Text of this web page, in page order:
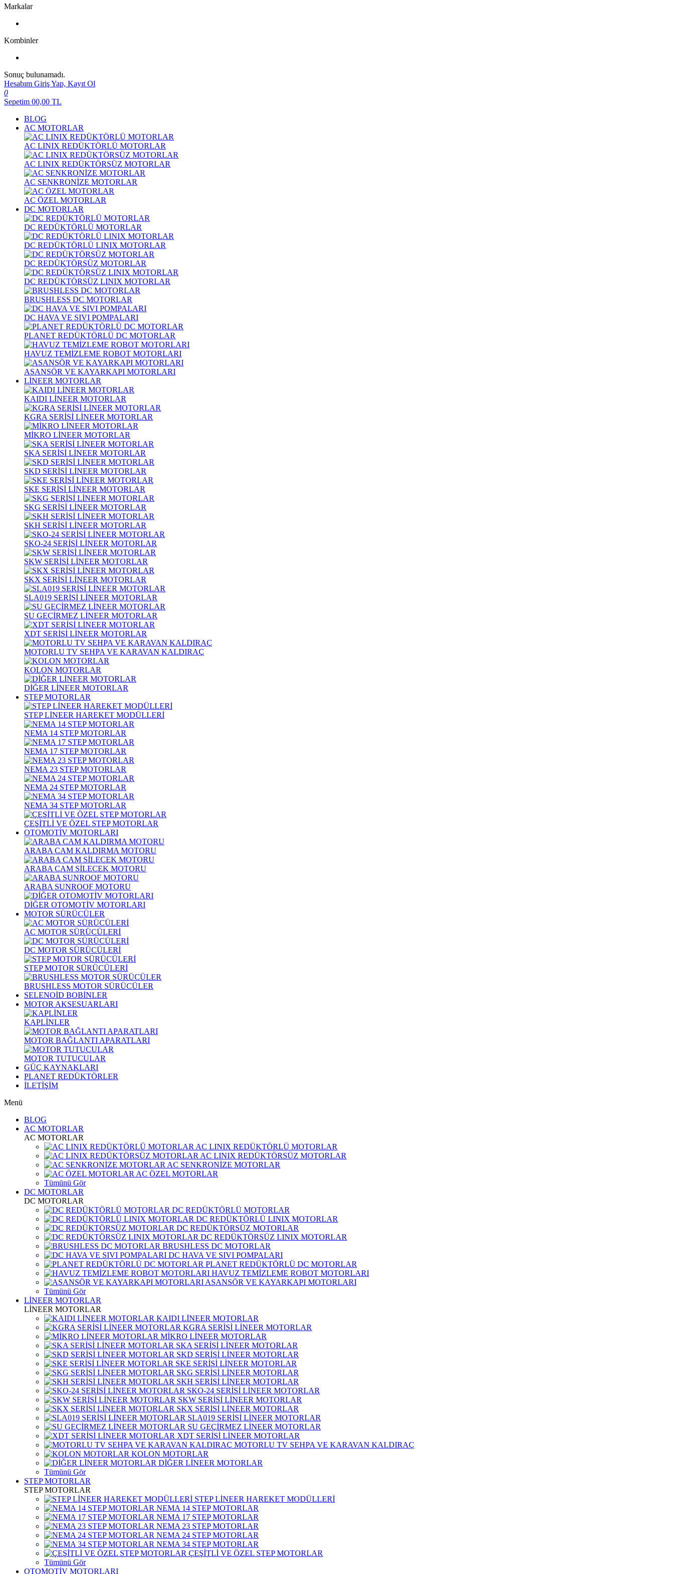
Markalar
Kombinler
Sonuç bulunamadı.
Hesabım Giriş Yap, Kayıt Ol
0
Sepetim 00,00 TL
BLOG
AC MOTORLAR
AC LINIX REDÜKTÖRLÜ MOTORLAR
AC LINIX REDÜKTÖRSÜZ MOTORLAR
AC SENKRONİZE MOTORLAR
AC ÖZEL MOTORLAR
DC MOTORLAR
DC REDÜKTÖRLÜ MOTORLAR
DC REDÜKTÖRLÜ LINIX MOTORLAR
DC REDÜKTÖRSÜZ MOTORLAR
DC REDÜKTÖRSÜZ LINIX MOTORLAR
BRUSHLESS DC MOTORLAR
DC HAVA VE SIVI POMPALARI
PLANET REDÜKTÖRLÜ DC MOTORLAR
HAVUZ TEMİZLEME ROBOT MOTORLARI
ASANSÖR VE KAYARKAPI MOTORLARI
LİNEER MOTORLAR
KAIDI LİNEER MOTORLAR
KGRA SERİSİ LİNEER MOTORLAR
MİKRO LİNEER MOTORLAR
SKA SERİSİ LİNEER MOTORLAR
SKD SERİSİ LİNEER MOTORLAR
SKE SERİSİ LİNEER MOTORLAR
SKG SERİSİ LİNEER MOTORLAR
SKH SERİSİ LİNEER MOTORLAR
SKO-24 SERİSİ LİNEER MOTORLAR
SKW SERİSİ LİNEER MOTORLAR
SKX SERİSİ LİNEER MOTORLAR
SLA019 SERİSİ LİNEER MOTORLAR
SU GEÇİRMEZ LİNEER MOTORLAR
XDT SERİSİ LİNEER MOTORLAR
MOTORLU TV SEHPA VE KARAVAN KALDIRAÇ
KOLON MOTORLAR
DİĞER LİNEER MOTORLAR
STEP MOTORLAR
STEP LİNEER HAREKET MODÜLLERİ
NEMA 14 STEP MOTORLAR
NEMA 17 STEP MOTORLAR
NEMA 23 STEP MOTORLAR
NEMA 24 STEP MOTORLAR
NEMA 34 STEP MOTORLAR
ÇEŞİTLİ VE ÖZEL STEP MOTORLAR
OTOMOTİV MOTORLARI
ARABA CAM KALDIRMA MOTORU
ARABA CAM SİLECEK MOTORU
ARABA SUNROOF MOTORU
DİĞER OTOMOTİV MOTORLARI
MOTOR SÜRÜCÜLER
AC MOTOR SÜRÜCÜLERİ
DC MOTOR SÜRÜCÜLERİ
STEP MOTOR SÜRÜCÜLERİ
BRUSHLESS MOTOR SÜRÜCÜLER
SELENOİD BOBİNLER
MOTOR AKSESUARLARI
KAPLİNLER
MOTOR BAĞLANTI APARATLARI
MOTOR TUTUCULAR
GÜÇ KAYNAKLARI
PLANET REDÜKTÖRLER
İLETİŞİM
Menü
BLOG
AC MOTORLAR
AC MOTORLAR
AC LINIX REDÜKTÖRLÜ MOTORLAR
AC LINIX REDÜKTÖRSÜZ MOTORLAR
AC SENKRONİZE MOTORLAR
AC ÖZEL MOTORLAR
Tümünü Gör
DC MOTORLAR
DC MOTORLAR
DC REDÜKTÖRLÜ MOTORLAR
DC REDÜKTÖRLÜ LINIX MOTORLAR
DC REDÜKTÖRSÜZ MOTORLAR
DC REDÜKTÖRSÜZ LINIX MOTORLAR
BRUSHLESS DC MOTORLAR
DC HAVA VE SIVI POMPALARI
PLANET REDÜKTÖRLÜ DC MOTORLAR
HAVUZ TEMİZLEME ROBOT MOTORLARI
ASANSÖR VE KAYARKAPI MOTORLARI
Tümünü Gör
LİNEER MOTORLAR
LİNEER MOTORLAR
KAIDI LİNEER MOTORLAR
KGRA SERİSİ LİNEER MOTORLAR
MİKRO LİNEER MOTORLAR
SKA SERİSİ LİNEER MOTORLAR
SKD SERİSİ LİNEER MOTORLAR
SKE SERİSİ LİNEER MOTORLAR
SKG SERİSİ LİNEER MOTORLAR
SKH SERİSİ LİNEER MOTORLAR
SKO-24 SERİSİ LİNEER MOTORLAR
SKW SERİSİ LİNEER MOTORLAR
SKX SERİSİ LİNEER MOTORLAR
SLA019 SERİSİ LİNEER MOTORLAR
SU GEÇİRMEZ LİNEER MOTORLAR
XDT SERİSİ LİNEER MOTORLAR
MOTORLU TV SEHPA VE KARAVAN KALDIRAÇ
KOLON MOTORLAR
DİĞER LİNEER MOTORLAR
Tümünü Gör
STEP MOTORLAR
STEP MOTORLAR
STEP LİNEER HAREKET MODÜLLERİ
NEMA 14 STEP MOTORLAR
NEMA 17 STEP MOTORLAR
NEMA 23 STEP MOTORLAR
NEMA 24 STEP MOTORLAR
NEMA 34 STEP MOTORLAR
ÇEŞİTLİ VE ÖZEL STEP MOTORLAR
Tümünü Gör
OTOMOTİV MOTORLARI